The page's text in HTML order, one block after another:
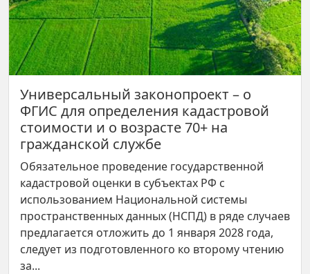
Универсальный законопроект – о
ФГИС для определения кадастровой
стоимости и о возрасте 70+ на
гражданской службе
Обязательное проведение государственной
кадастровой оценки в субъектах РФ с
использованием Национальной системы
пространственных данных (НСПД) в ряде случаев
предлагается отложить до 1 января 2028 года,
следует из подготовленного ко второму чтению
за...